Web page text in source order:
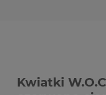
Kwiatki